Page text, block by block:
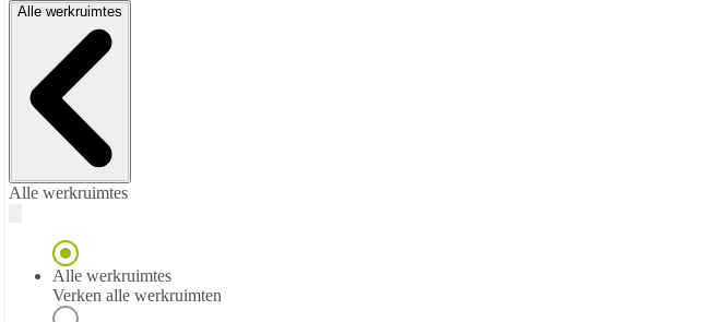
Alle werkruimtes
Alle werkruimtes
Alle werkruimtes
Verken alle werkruimten